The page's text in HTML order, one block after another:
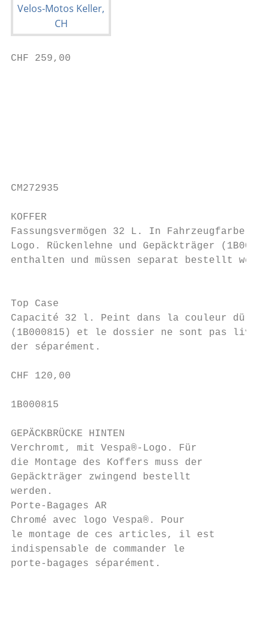
CHF 259,00
CM272935
KOFFER
Fassungsvermögen 32 L. In
Logo. Rückenlehne und Gepäckträger
enthalten und müssen separat bestellt
Top Case
Capacité 32 l. Peint dans la couleur dü
(1B000815) et le dossier ne sont pas
der séparément.
CHF 120,00
1B000815
GEPÄCKBRÜCKE HINTEN
Verchromt, mit Vespa®-Logo. Für
die Montage des Koffers muss der
Gepäckträger zwingend bestellt
werden.
Porte-Bagages AR
Chromé avec logo Vespa®. Pour
le montage de ces articles, il est
indispensable de commander le
porte-bagages séparément.